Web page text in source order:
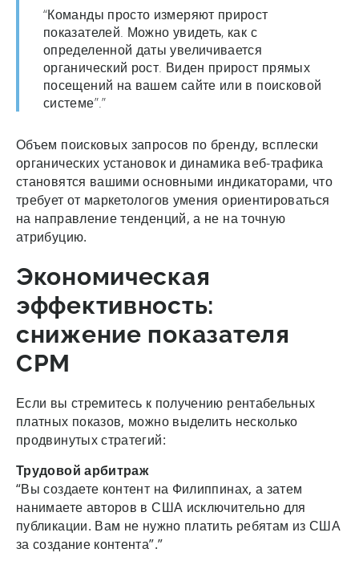
“Команды просто измеряют прирост
показателей. Можно увидеть, как с
определенной даты увеличивается
органический рост. Виден прирост прямых
посещений на вашем сайте или в поисковой
системе”.”
Объем поисковых запросов по бренду, всплески
органических установок и динамика веб-трафика
становятся вашими основными индикаторами, что
требует от маркетологов умения ориентироваться
на направление тенденций, а не на точную
атрибуцию.
Экономическая
эффективность:
снижение показателя
CPM
Если вы стремитесь к получению рентабельных
платных показов, можно выделить несколько
продвинутых стратегий:
Трудовой арбитраж
“Вы создаете контент на Филиппинах, а затем
нанимаете авторов в США исключительно для
публикации. Вам не нужно платить ребятам из США
за создание контента”.”